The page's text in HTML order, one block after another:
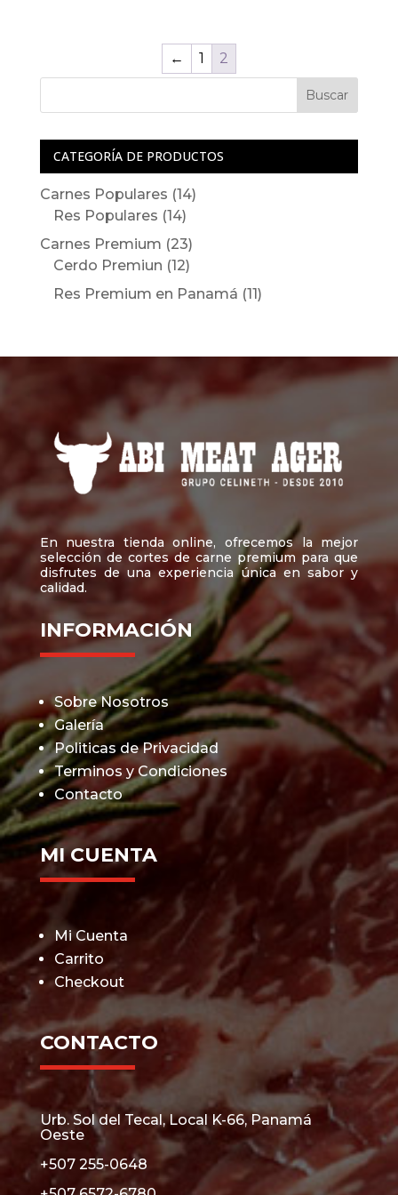
desde
$4.00
variantes.
Las
pueden
elegir
en
la
página
de
producto
← 1 2
Buscar
CATEGORÍA DE PRODUCTOS
Carnes Populares 1414
Res Populares 1414
productos
Carnes Premium 2323
productos
Cerdo Premiun 1212
productos
Res Premium en Panamá 1111
En nuestra tienda online, ofrecemos la mejor
selección de cortes de carne premium para que
disfrutes de una experiencia única en sabor y
calidad.
INFORMACIÓN
Sobre Nosotros
Galería
Politicas de Privacidad
Terminos y Condiciones
Contacto
MI CUENTA
Mi Cuenta
Carrito
Checkout
CONTACTO
Urb. Sol del Tecal, Local K-66, Panamá
Oeste
+507 255-0648